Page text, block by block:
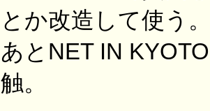
とか改造して使う
あとNET IN
触。